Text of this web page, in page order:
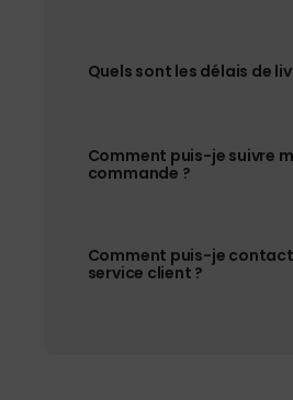
Quels sont les délais de
Comment puis-je suivre
commande ?
Comment puis-je
service client ?